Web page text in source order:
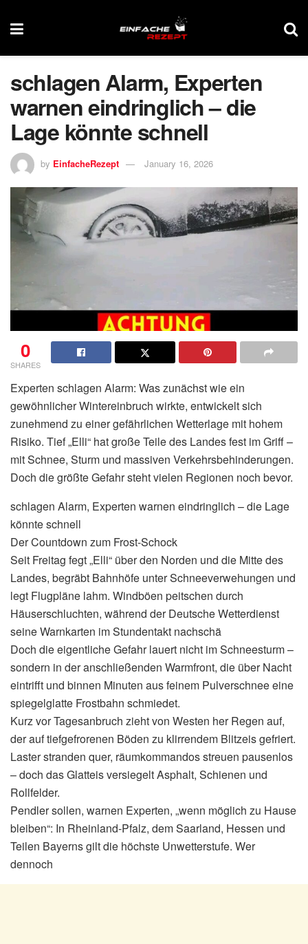
schlagen Alarm, Experten
warnen eindringlich – die
Lage könnte schnell
by EinfacheRezept January 16, 2026
0
SHARES
Experten schlagen Alarm: Was zunächst wie ein
gewöhnlicher Wintereinbruch wirkte, entwickelt sich
zunehmend zu einer gefährlichen Wetterlage mit hohem
Risiko. Tief „Elli“ hat große Teile des Landes fest im Griff –
mit Schnee, Sturm und massiven Verkehrsbehinderungen.
Doch die größte Gefahr steht vielen Regionen noch bevor.
schlagen Alarm, Experten warnen eindringlich – die Lage
könnte schnell
Der Countdown zum Frost-Schock
Seit Freitag fegt „Elli“ über den Norden und die Mitte des
Landes, begräbt Bahnhöfe unter Schneeverwehungen und
legt Flugpläne lahm. Windböen peitschen durch
Häuserschluchten, während der Deutsche Wetterdienst
seine Warnkarten im Stundentakt nachschä
Doch die eigentliche Gefahr lauert nicht im Schneesturm –
sondern in der anschließenden Warmfront, die über Nacht
eintrifft und binnen Minuten aus feinem Pulverschnee eine
spiegelglatte Frostbahn schmiedet.
Kurz vor Tagesanbruch zieht von Westen her Regen auf,
der auf tiefgefrorenen Böden zu klirrendem Blitzeis gefriert.
Laster stranden quer, räumkommandos streuen pausenlos
– doch das Glatteis versiegelt Asphalt, Schienen und
Rollfelder.
Pendler sollen, warnen Experten, „wenn möglich zu Hause
bleiben“: In Rheinland-Pfalz, dem Saarland, Hessen und
Teilen Bayerns gilt die höchste Unwetterstufe. Wer
dennoch